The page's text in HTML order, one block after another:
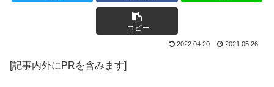
コピー
2022.04.20 2021.05.26
[記事内外にPRを含みます]